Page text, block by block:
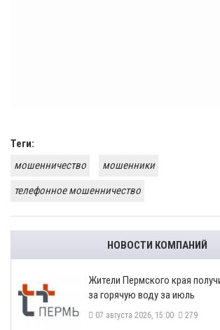
Теги:
мошенничество
мошенники
телефонное мошенничество
НОВОСТИ КОМПАНИЙ
​Жители Пермского края
за горячую воду за июль
07 августа 2026, 15:00 279